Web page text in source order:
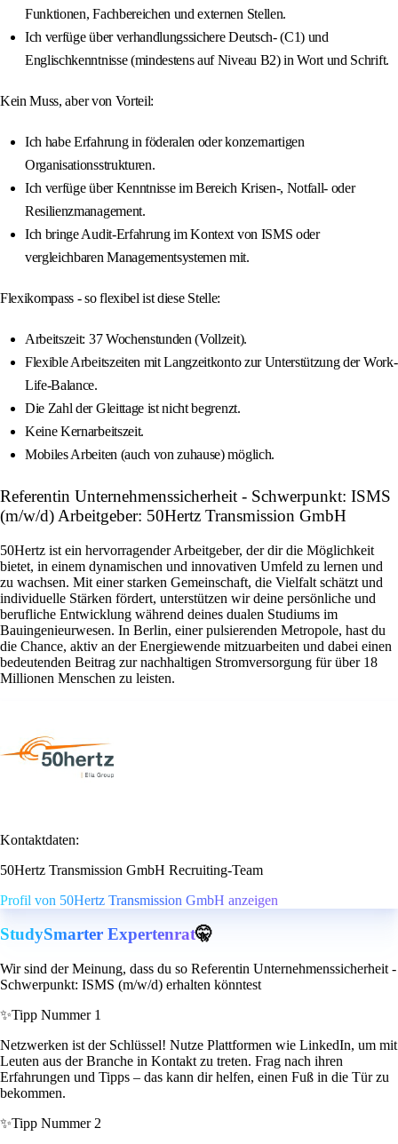
Funktionen, Fachbereichen und externen Stellen.
Ich verfüge über verhandlungssichere Deutsch- (C1) und
Englischkenntnisse (mindestens auf Niveau B2) in Wort und Schrift.
Kein Muss, aber von Vorteil:
Ich habe Erfahrung in föderalen oder konzernartigen
Organisationsstrukturen.
Ich verfüge über Kenntnisse im Bereich Krisen‐, Notfall‐ oder
Resilienzmanagement.
Ich bringe Audit‐Erfahrung im Kontext von ISMS oder
vergleichbaren Managementsystemen mit.
Flexikompass - so flexibel ist diese Stelle:
Arbeitszeit: 37 Wochenstunden (Vollzeit).
Flexible Arbeitszeiten mit Langzeitkonto zur Unterstützung der Work-
Life-Balance.
Die Zahl der Gleittage ist nicht begrenzt.
Keine Kernarbeitszeit.
Mobiles Arbeiten (auch von zuhause) möglich.
Referentin Unternehmenssicherheit - Schwerpunkt: ISMS
(m/w/d) Arbeitgeber: 50Hertz Transmission GmbH
50Hertz ist ein hervorragender Arbeitgeber, der dir die Möglichkeit
bietet, in einem dynamischen und innovativen Umfeld zu lernen und
zu wachsen. Mit einer starken Gemeinschaft, die Vielfalt schätzt und
individuelle Stärken fördert, unterstützen wir deine persönliche und
berufliche Entwicklung während deines dualen Studiums im
Bauingenieurwesen. In Berlin, einer pulsierenden Metropole, hast du
die Chance, aktiv an der Energiewende mitzuarbeiten und dabei einen
bedeutenden Beitrag zur nachhaltigen Stromversorgung für über 18
Millionen Menschen zu leisten.
Kontaktdaten:
50Hertz Transmission GmbH Recruiting-Team
Profil von 50Hertz Transmission GmbH anzeigen
StudySmarter Expertenrat🤫
Wir sind der Meinung, dass du so Referentin Unternehmenssicherheit -
Schwerpunkt: ISMS (m/w/d) erhalten könntest
✨Tipp Nummer 1
Netzwerken ist der Schlüssel! Nutze Plattformen wie LinkedIn, um mit
Leuten aus der Branche in Kontakt zu treten. Frag nach ihren
Erfahrungen und Tipps – das kann dir helfen, einen Fuß in die Tür zu
bekommen.
✨Tipp Nummer 2